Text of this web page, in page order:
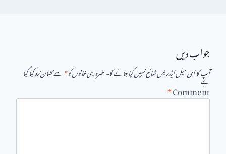
جواب دیں
آپ کا ای میل ایڈریس شائع نہیں کیا جائے گا۔ضروری خانوں کو*سے نشان زد کیا گیا ہے
Comment
*